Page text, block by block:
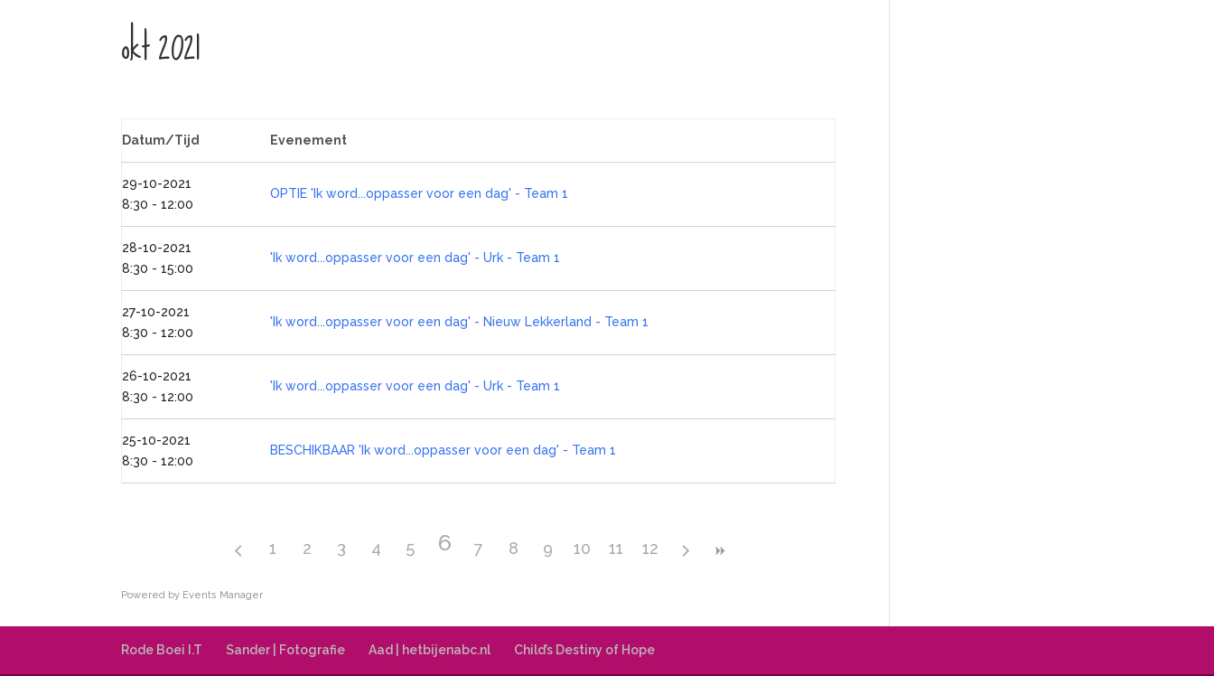
okt 2021
Datum/Tijd Evenement
29-10-2021
8:30 - 12:00
OPTIE 'Ik word...oppasser voor een dag' - Team 1
28-10-2021
8:30 - 15:00
'Ik word...oppasser voor een dag' - Urk - Team 1
27-10-2021
8:30 - 12:00
'Ik word...oppasser voor een dag' - Nieuw Lekkerland - Team 1
26-10-2021
8:30 - 12:00
'Ik word...oppasser voor een dag' - Urk - Team 1
25-10-2021
8:30 - 12:00
BESCHIKBAAR 'Ik word...oppasser voor een dag' - Team 1
1 2 3 4 5 6 7 8 9 10 11 12
Powered by Events Manager
Rode Boei I.T Sander | Fotografie Aad | hetbijenabc.nl Child’s Destiny of Hope